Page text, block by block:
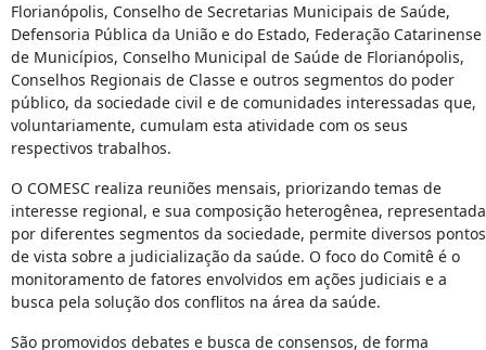
Florianópolis, Conselho de Secretarias Municipais de Saúde,
Defensoria Pública da União e do Estado, Federação Catarinense
de Municípios, Conselho Municipal de Saúde de Florianópolis,
Conselhos Regionais de Classe e outros segmentos do poder
público, da sociedade civil e de comunidades interessadas que,
voluntariamente, cumulam esta atividade com os seus
respectivos trabalhos.
O COMESC realiza reuniões mensais, priorizando temas de
interesse regional, e sua composição heterogênea, representada
por diferentes segmentos da sociedade, permite diversos pontos
de vista sobre a judicialização da saúde. O foco do Comitê é o
monitoramento de fatores envolvidos em ações judiciais e a
busca pela solução dos conflitos na área da saúde.
São promovidos debates e busca de consensos, de forma